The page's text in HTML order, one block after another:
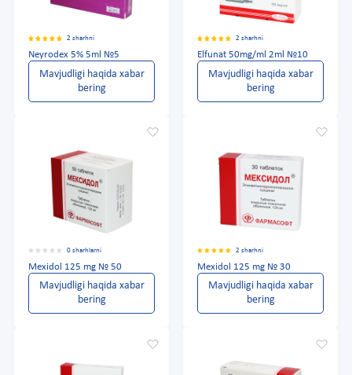
2 sharhni
Neyrodex 5% 5ml №5
Mavjudligi haqida xabar
bering
2 sharhni
Elfunat 50mg/ml 2ml №10
Mavjudligi haqida xabar
bering
0 sharhlarni
Mexidol 125 mg № 50
Mavjudligi haqida xabar
bering
2 sharhni
Mexidol 125 mg № 30
Mavjudligi haqida xabar
bering